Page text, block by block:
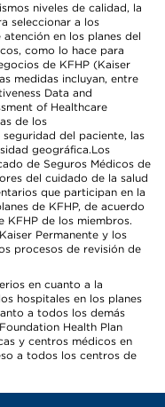
niveles de calidad, la
seleccionar a los
en los planes del
como lo hace para
de KFHP (Kaiser
medidas incluyan, entre
Data and
of Healthcare
de los
del paciente, las
geográfica.Los
de Seguros Médicos de
del cuidado de la salud
que participan en la
de KFHP, de acuerdo
de los miembros.
Permanente y los
procesos de revisión de
en cuanto a la
hospitales en los planes
a todos los demás
Health Plan
y centros médicos en
a todos los centros de